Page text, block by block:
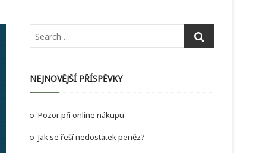
NEJNOVĚJŠÍ PŘÍSPĚVKY
Pozor při online nákupu
Jak se řeší nedostatek peněz?